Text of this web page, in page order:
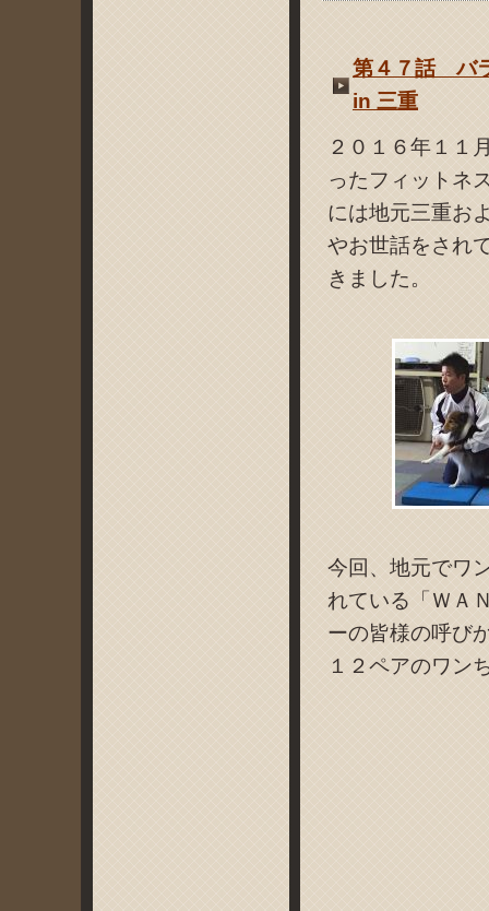
第４７話 バ
in 三重
２０１６年１１
ったフィットネ
には地元三重お
やお世話をされ
きました。
今回、地元でワ
れている「ＷＡ
ーの皆様の呼び
１２ペアのワン